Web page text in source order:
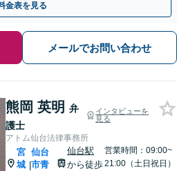
金表を見る
メールでお問い合わせ
熊岡 英明 弁
護士
インタビューを
見る
アトム仙台法律事務所
宮
城 |
仙台
市青
仙台駅
から徒歩
営業時間：09:00~
21:00（土日祝日）